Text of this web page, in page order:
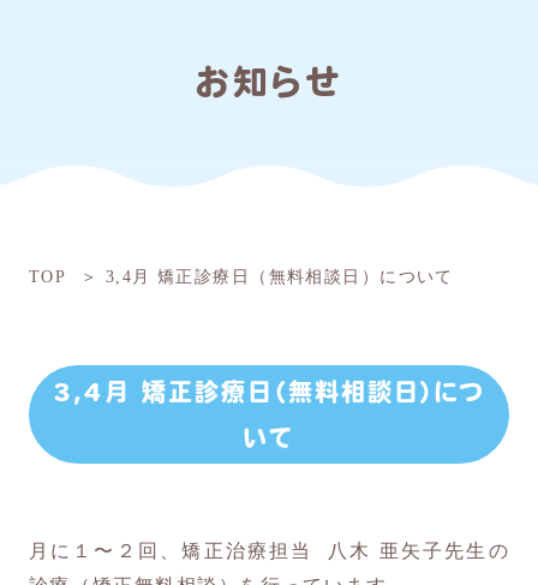
お知らせ
TOP 3,4月 矯正診療日（無料相談日）について
3,4月 矯正診療日（無料相談日）につ
いて
月に１〜２回、矯正治療担当 八木 亜矢子先生の